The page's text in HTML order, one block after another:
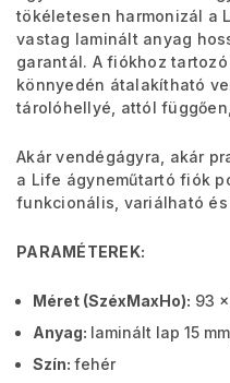
tökéletesen harmonizál a
vastag laminált anyag
garantál. A fiókhoz
könnyedén átalakítható
tárolóhellyé, attól
Akár vendégágyra, akár
a Life ágyneműtartó fiók
funkcionális, variálható
PARAMÉTEREK:
Méret (SzéxMaxHo): 93
Anyag: laminált lap 15
Szín: fehér